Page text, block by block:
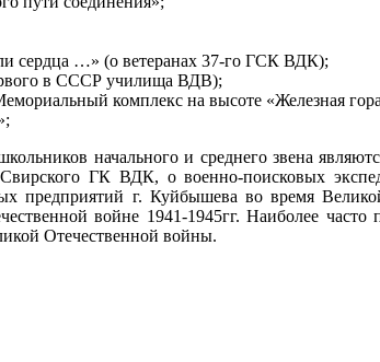
сердца …» (о ветеранах 37-го ГСК ВДК);
в СССР училища ВДВ);
комплекс на высоте «Железная
начального и среднего звена
Свирского ГК ВДК, о военно-поисковых
предприятий г. Куйбышева во время
войне 1941-1945гг. Наиболее
Отечественной войны.